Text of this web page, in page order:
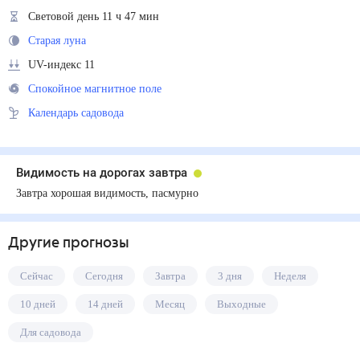
Световой день 11 ч 47 мин
Старая луна
UV-индекс 11
Спокойное магнитное поле
Календарь садовода
Видимость на дорогах завтра
Завтра хорошая видимость, пасмурно
Другие прогнозы
Сейчас Сегодня Завтра 3 дня Неделя
10 дней 14 дней Месяц Выходные
Для садовода